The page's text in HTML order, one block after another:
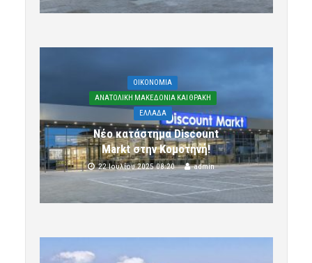
OIKONOMIA
ΑΝΑΤΟΛΙΚΗ ΜΑΚΕΔΟΝΙΑ ΚΑΙ ΘΡΑΚΗ
ΕΛΛΑΔΑ
Νέο κατάστημα Discount
Markt στην Κομοτηνή!
22 Ιουλίου 2025 08:20 admin